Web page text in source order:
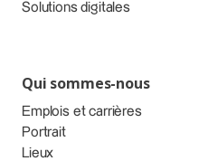
Solutions digitales
Qui sommes-nous
Emplois et carrières
Portrait
Lieux